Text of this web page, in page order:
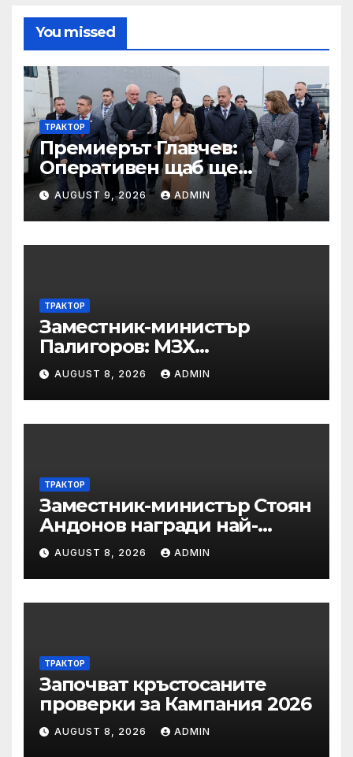
You missed
ТРАКТОР
Премиерът Главчев:
Оперативен щаб ще
реорганизира структурите
по границата, за да сме
готови за Шенген
AUGUST 9, 2026 ADMIN
ТРАКТОР
Заместник-министър
Палигоров: МЗХ
предприема комплекс от
мерки за възстановяване
на горите от съхненето и на
полезащитните пояси в
AUGUST 8, 2026 ADMIN
ТРАКТОР
Заместник-министър Стоян
Андонов награди най-
заслужилите спортисти на
ОСК “Левски”
AUGUST 8, 2026 ADMIN
ТРАКТОР
Започват кръстосаните
проверки за Кампания 2026
AUGUST 8, 2026 ADMIN